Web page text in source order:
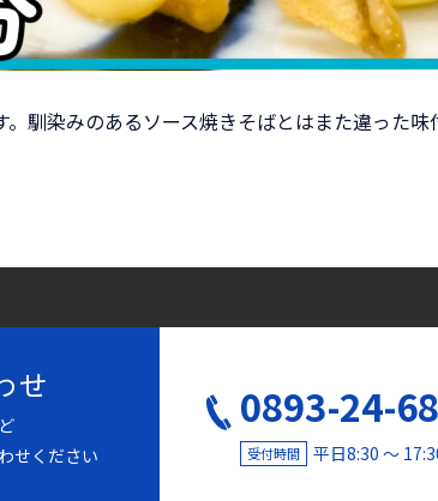
馴染みのあるソース焼きそばとはまた違った
せ
せください
0893-24-
受付時間 平日8:30 〜